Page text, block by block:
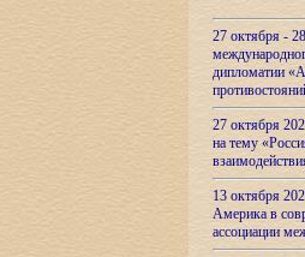
27 октября -
дипломатии
27 октября
на тему
13 октября
Америка в
ассоциации